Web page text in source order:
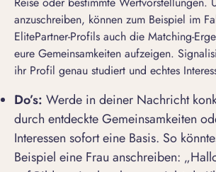
anzuschreiben, können zum Beispiel im
ElitePartner-Profils auch die Matching-
eure Gemeinsamkeiten aufzeigen.
ihr Profil genau studiert und echtes
Do’s: Werde in deiner Nachricht
durch entdeckte Gemeinsamkeiten
Interessen sofort eine Basis. So
Beispiel eine Frau anschreiben: „